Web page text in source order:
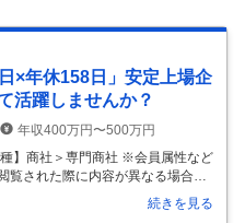
×年休158日」安定上場企
活躍しませんか？
年収400万円〜500万円
】商社＞専門商社 ※会員属性など
覧された際に内容が異なる場合が
コは、1952年設立のアイスクリ
す。 東京証券取引所スタンダード
続きを見る